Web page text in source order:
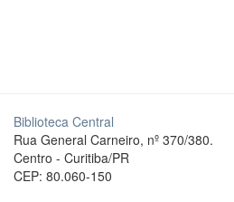
Biblioteca Central
Rua General Carneiro, nº 370/380.
Centro - Curitiba/PR
CEP: 80.060-150